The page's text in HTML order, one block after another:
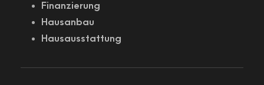
Finanzierung
Hausanbau
Hausausstattung